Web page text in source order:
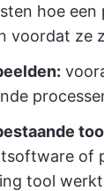
hoe
voordat ze
of
tool